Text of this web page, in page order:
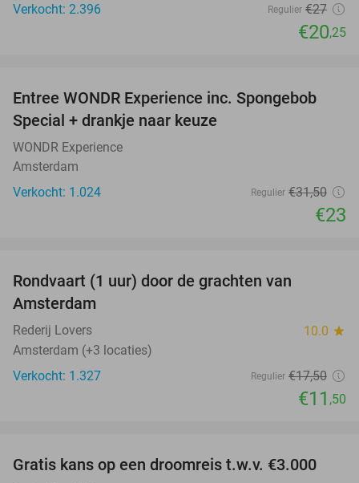
Verkocht: 2.396
Regulier €27
€20,25
27%
Entree WONDR Experience inc. Spongebob
Special + drankje naar keuze
WONDR Experience
Amsterdam
Verkocht: 1.024
Regulier €31,50
€23
Rondvaart (1 uur) door de grachten van
Amsterdam
Rederij Lovers 10.0 star
Amsterdam (+3 locaties)
Verkocht: 1.327
Regulier €17,50
€11 ,50
Gratis kans op een droomreis t.w.v. €3.000